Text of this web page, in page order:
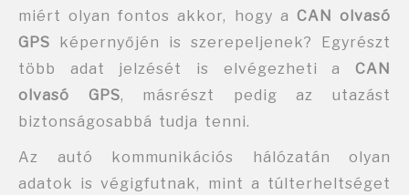
miért olyan fontos akkor, hogy a CAN olvasó
GPS képernyőjén is szerepeljenek? Egyrészt
több adat jelzését is elvégezheti a CAN
olvasó GPS, másrészt pedig az utazást
biztonságosabbá tudja tenni.
Az autó kommunikációs hálózatán olyan
adatok is végigfutnak, mint a túlterheltséget